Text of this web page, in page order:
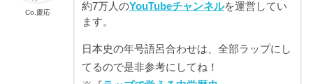
Co.慶応
約7万人のYouTubeチャンネルを運営してい
ます。
日本史の年号語呂合わせは、全部ラップにし
てるので是非参考にしてね！